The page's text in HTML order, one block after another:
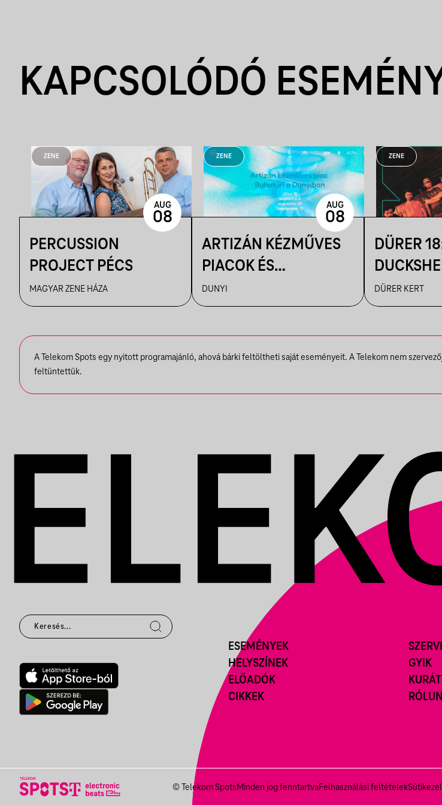
KAPCSOLÓDÓ
ZENE
PERCUSSION
PROJECT PÉCS
MAGYAR ZENE HÁZA
AUG
08
ZENE
ARTIZÁN KÉZMŰVES
PIACOK ÉS
RUHATURIK A
DUNYIBAN
DUNYI
AUG
08
ZENE
DÜRER
VENDÉG:
DÜRER KERT
A Telekom Spots egy nyitott programajánló, ahová bárki feltöltheti saját eseményeit. A Telekom nem
feltüntettük.
ESEMÉNYEK
HELYSZÍNEK
ELŐADÓK
CIKKEK
GYIK
© Telekom SpotsMinden jog fenntartvaFelhasználási feltételek